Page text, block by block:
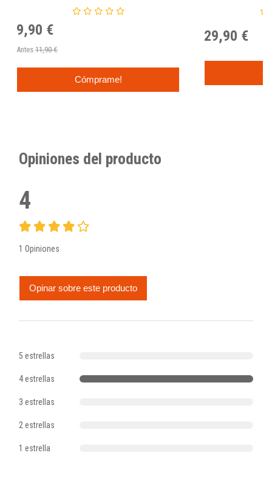
9,90 €
Antes 11,90 €
Cómprame!
29,90 €
Opiniones del producto
4
1 Opiniones
Opinar sobre este producto
5 estrellas
4 estrellas
3 estrellas
2 estrellas
1 estrella